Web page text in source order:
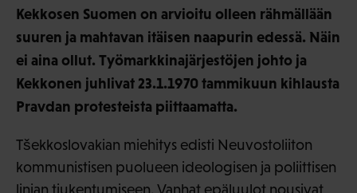
Kekkosen Suomen on arvioitu olleen rähmällään
suuren ja mahtavan itäisen naapurin edessä. Näin
ei aina ollut. Työmarkkinajärjestöjen johto ja
Kekkonen juhlivat 23.1.1970 tammikuun kihlausta
Pravdan protesteista piittaamatta.
Tšekkoslovakian miehitys edisti Neuvostoliiton
kommunistisen puolueen ideologisen ja poliittisen
linjan tiukentumiseen. Vanhat epäluulot nousivat